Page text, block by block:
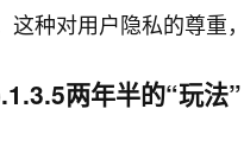
这种对用户隐私的尊重
两年半的“玩法”